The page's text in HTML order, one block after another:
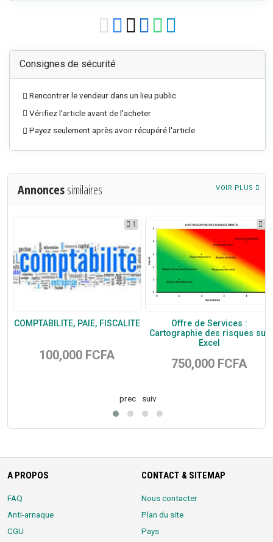
Consignes de sécurité
Rencontrer le vendeur dans un lieu public
Vérifiez l'article avant de l'acheter
Payez seulement après avoir récupéré l'article
Annoncessimilaires VOIR PLUS
1
COMPTABILITE, PAIE, FISCALITE
100,000 FCFA
Offre de Services :
Cartographie des risques sur
Excel
750,000 FCFA
prec suiv
A PROPOS
FAQ
Anti-arnaque
CGU
CONTACT & SITEMAP
Nous contacter
Plan du site
Pays